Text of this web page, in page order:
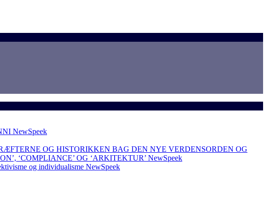
NewSpeek
OG HISTORIKKEN BAG DEN NYE VERDENSORDEN OG
‘COMPLIANCE’ OG ‘ARKITEKTUR’ NewSpeek
og individualisme NewSpeek